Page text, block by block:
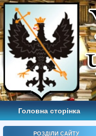
Головна сторінка
РОЗДІЛИ САЙТУ